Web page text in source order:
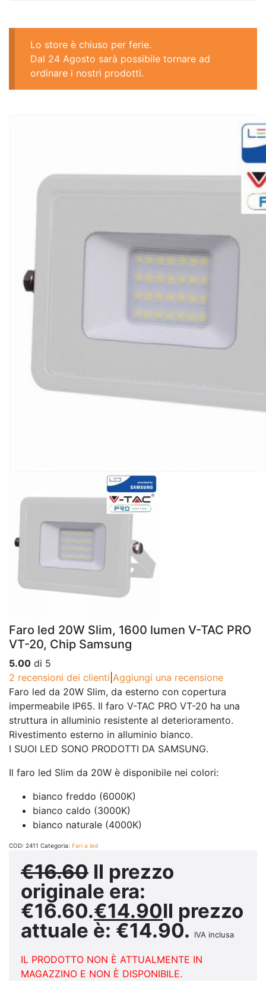
Lo store è chiuso per ferie.
Dal 24 Agosto sarà possibile tornare ad
ordinare i nostri prodotti.
Faro led 20W Slim, 1600 lumen V-TAC PRO
VT-20, Chip Samsung
5.00 di 5
2 recensioni dei clienti Aggiungi una recensione
Faro led da 20W Slim, da esterno con copertura
impermeabile IP65. Il faro V-TAC PRO VT-20 ha una
struttura in alluminio resistente al deterioramento.
Rivestimento esterno in alluminio bianco.
I SUOI LED SONO PRODOTTI DA SAMSUNG.
Il faro led Slim da 20W è disponibile nei colori:
bianco freddo (6000K)
bianco caldo (3000K)
bianco naturale (4000K)
COD: 2411 Categoria: Fari a led
€16.60 Il prezzo
originale era:
€16.60.€14.90Il prezzo
attuale è: €14.90.
IVA inclusa
IL PRODOTTO NON È ATTUALMENTE IN
MAGAZZINO E NON È DISPONIBILE.